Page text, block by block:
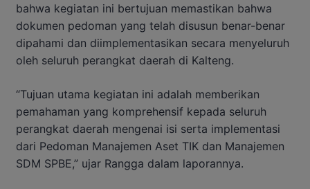
bahwa kegiatan ini bertujuan memastikan bahwa
dokumen pedoman yang telah disusun benar-benar
dipahami dan diimplementasikan secara menyeluruh
oleh seluruh perangkat daerah di Kalteng.
“Tujuan utama kegiatan ini adalah memberikan
pemahaman yang komprehensif kepada seluruh
perangkat daerah mengenai isi serta implementasi
dari Pedoman Manajemen Aset TIK dan Manajemen
SDM SPBE,” ujar Rangga dalam laporannya.